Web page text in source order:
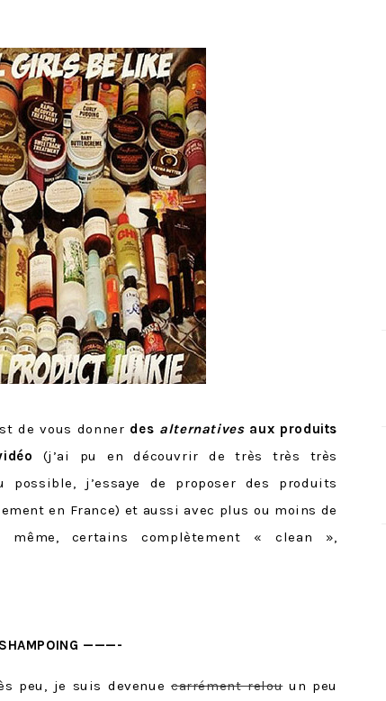
de vous donner des alternativesaux produits
(j’ai pu en découvrir de très très très
j’essaye de proposer des produits
en France) et aussi avec plus ou moins de
même, certains complètement « clean »,
———-
peu, je suis devenue carrément relouun peu